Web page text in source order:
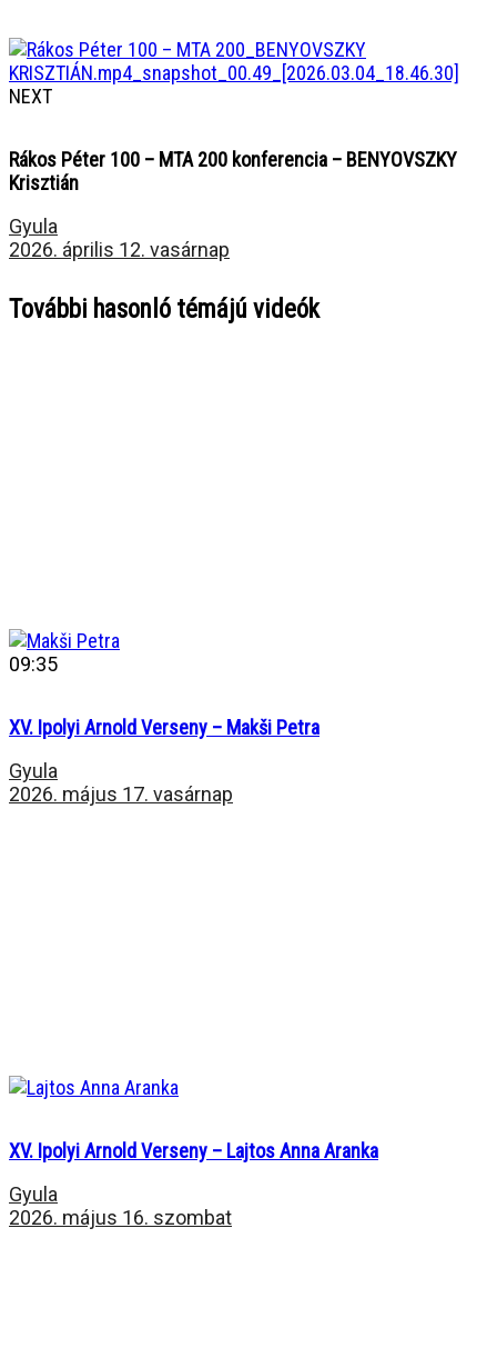
NEXT
Rákos Péter 100 – MTA 200 konferencia – BENYOVSZKY
Krisztián
Gyula
2026. április 12. vasárnap
További hasonló témájú videók
09:35
XV. Ipolyi Arnold Verseny – Makši Petra
Gyula
2026. május 17. vasárnap
XV. Ipolyi Arnold Verseny – Lajtos Anna Aranka
Gyula
2026. május 16. szombat